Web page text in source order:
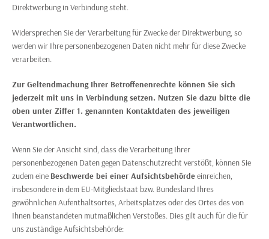
Direktwerbung in Verbindung steht.
Widersprechen Sie der Verarbeitung für Zwecke der Direktwerbung, so
werden wir Ihre personenbezogenen Daten nicht mehr für diese Zwecke
verarbeiten.
Zur Geltendmachung Ihrer Betroffenenrechte können Sie sich
jederzeit mit uns in Verbindung setzen. Nutzen Sie dazu bitte die
oben unter Ziffer 1. genannten Kontaktdaten des jeweiligen
Verantwortlichen.
Wenn Sie der Ansicht sind, dass die Verarbeitung Ihrer
personenbezogenen Daten gegen Datenschutzrecht verstößt, können Sie
zudem eine Beschwerde bei einer Aufsichtsbehördeeinreichen,
insbesondere in dem EU-Mitgliedstaat bzw. Bundesland Ihres
gewöhnlichen Aufenthaltsortes, Arbeitsplatzes oder des Ortes des von
Ihnen beanstandeten mutmaßlichen Verstoßes. Dies gilt auch für die für
uns zuständige Aufsichtsbehörde: